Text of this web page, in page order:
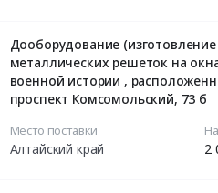
Дооборудование
металлических решеток на
военной истории ,
проспект Комсомольский, 73 б
Место поставки
Алтайский край 2